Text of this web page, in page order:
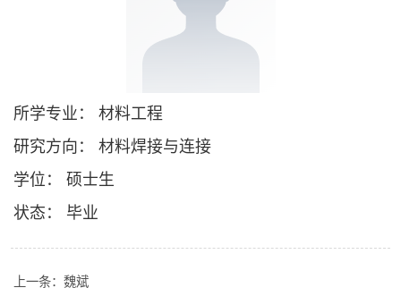
所学专业： 材料工程
研究方向： 材料焊接与连接
学位： 硕士生
状态： 毕业
上一条： 魏斌